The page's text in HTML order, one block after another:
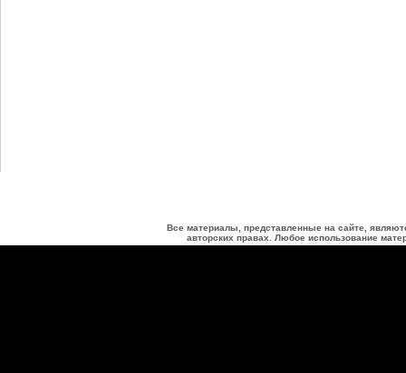
Все материалы, представленные на сайте,
авторских правах. Любое использование